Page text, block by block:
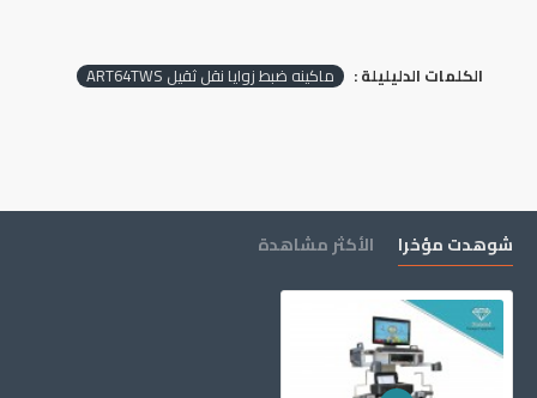
الكلمات الدليليلة : ماكينه ضبط زوايا نقل ثقيل ART64TWS
شوهدت مؤخرا الأكثر مشاهدة